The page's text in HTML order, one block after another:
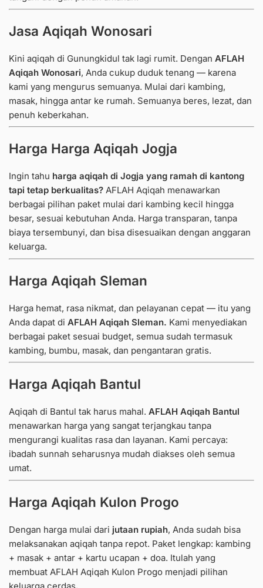
Jasa Aqiqah Wonosari
Kini aqiqah di Gunungkidul tak lagi rumit. Dengan AFLAH
Aqiqah Wonosari, Anda cukup duduk tenang — karena
kami yang mengurus semuanya. Mulai dari kambing,
masak, hingga antar ke rumah. Semuanya beres, lezat, dan
penuh keberkahan.
Harga Harga Aqiqah Jogja
Ingin tahu harga aqiqah di Jogja yang ramah di kantong
tapi tetap berkualitas? AFLAH Aqiqah menawarkan
berbagai pilihan paket mulai dari kambing kecil hingga
besar, sesuai kebutuhan Anda. Harga transparan, tanpa
biaya tersembunyi, dan bisa disesuaikan dengan anggaran
keluarga.
Harga Aqiqah Sleman
Harga hemat, rasa nikmat, dan pelayanan cepat — itu yang
Anda dapat di AFLAH Aqiqah Sleman. Kami menyediakan
berbagai paket sesuai budget, semua sudah termasuk
kambing, bumbu, masak, dan pengantaran gratis.
Harga Aqiqah Bantul
Aqiqah di Bantul tak harus mahal. AFLAH Aqiqah Bantul
menawarkan harga yang sangat terjangkau tanpa
mengurangi kualitas rasa dan layanan. Kami percaya:
ibadah sunnah seharusnya mudah diakses oleh semua
umat.
Harga Aqiqah Kulon Progo
Dengan harga mulai dari jutaan rupiah, Anda sudah bisa
melaksanakan aqiqah tanpa repot. Paket lengkap: kambing
+ masak + antar + kartu ucapan + doa. Itulah yang
membuat AFLAH Aqiqah Kulon Progo menjadi pilihan